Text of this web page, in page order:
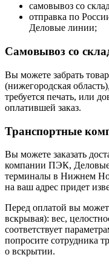
самовывоз со
отправка по
Деловые линии;
Самовывоз со
Вы можете забрать
(нижегородская
требуется печать, или
оплатившей заказ.
Транспортные
Вы можете заказать
компании ПЭК,
терминалы в Нижнем
на ваш адрес придет
Перед оплатой вы
вскрывая): вес,
соответствует
попросите сотрудника
о вскрытии.